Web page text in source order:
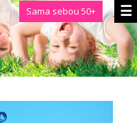
Sama sebou 50+